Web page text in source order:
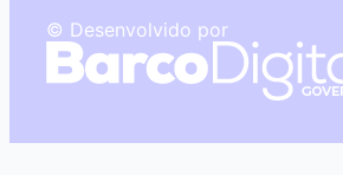
© Desenvolvido por